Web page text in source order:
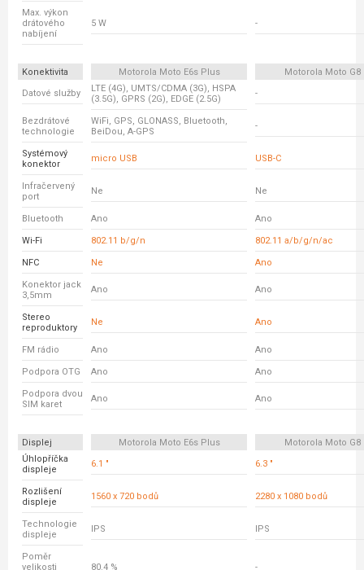
Max. výkon
drátového
nabíjení
5 W -
Konektivita Motorola Moto E6s Plus
Motorola Moto G8
Datové služby
LTE (4G), UMTS/CDMA (3G), HSPA
(3.5G), GPRS (2G), EDGE (2.5G)
-
Bezdrátové
technologie
WiFi, GPS, GLONASS, Bluetooth,
BeiDou, A-GPS
-
Systémový
konektor
micro USB USB-C
Infračervený
port
Ne Ne
Bluetooth Ano Ano
Wi-Fi 802.11 b/g/n 802.11 a/b/g/n/ac
NFC Ne Ano
Konektor jack
3,5mm
Ano Ano
Stereo
reproduktory
Ne Ano
FM rádio Ano Ano
Podpora OTG Ano Ano
Podpora dvou
SIM karet
Ano Ano
Displej Motorola Moto E6s Plus
Motorola Moto G8
Úhlopříčka
displeje
6.1 " 6.3 "
Rozlišení
displeje
1560 x 720 bodů 2280 x 1080 bodů
Technologie
displeje
IPS IPS
Poměr
velikosti
80.4 % -